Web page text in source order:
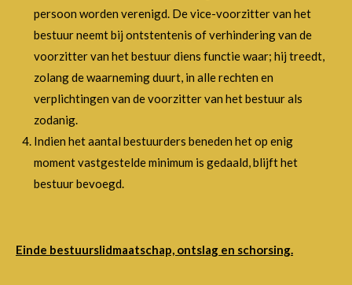
persoon worden verenigd. De vice-voorzitter van het
bestuur neemt bij ontstentenis of verhindering van de
voorzitter van het bestuur diens functie waar; hij treedt,
zolang de waarneming duurt, in alle rechten en
verplichtingen van de voorzitter van het bestuur als
zodanig.
Indien het aantal bestuurders beneden het op enig
moment vastgestelde minimum is gedaald, blijft het
bestuur bevoegd.
Einde bestuurslidmaatschap, ontslag en schorsing.